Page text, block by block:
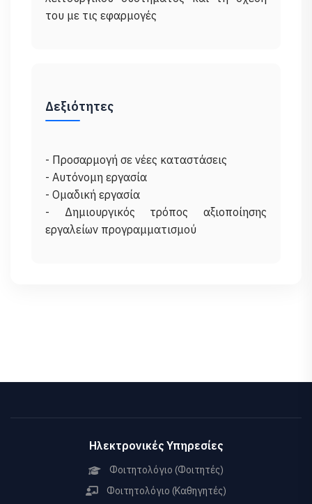
Δεξιότητες
- Προσαρμογή σε νέες καταστάσεις
- Αυτόνομη εργασία
- Ομαδική εργασία
- Δημιουργικός τρόπος αξιοποίησης
Ηλεκτρονικές Υπηρεσίες
Φοιτητολόγιο (Φοιτητές)
Φοιτητολόγιο (Καθηγητές)